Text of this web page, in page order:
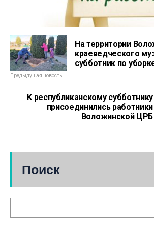
На территории
краеведческого
субботник по
Предыдущая новость
К республиканскому субботнику
присоединились работники
Воложинской ЦРБ
Поиск